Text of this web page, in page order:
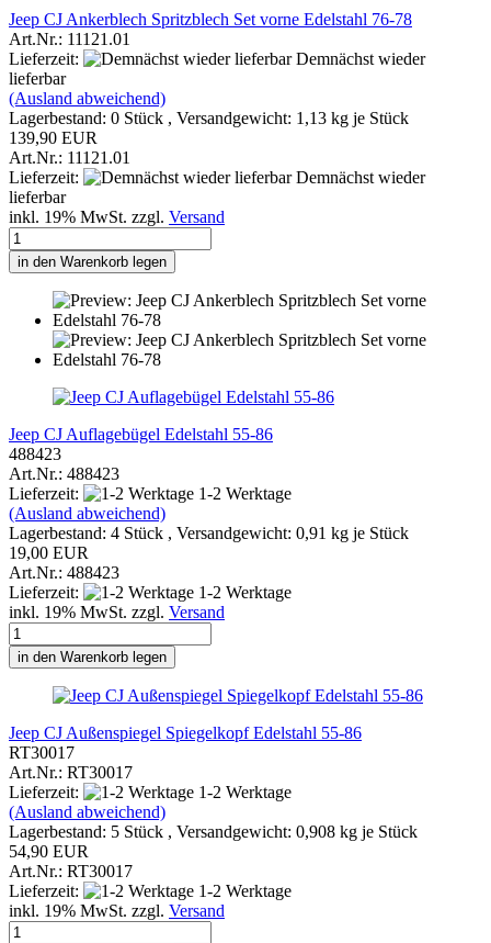
Jeep CJ Ankerblech Spritzblech Set vorne Edelstahl 76-78
Art.Nr.: 11121.01
Lieferzeit:
Demnächst wieder
lieferbar
(Ausland abweichend)
Lagerbestand: 0 Stück , Versandgewicht: 1,13 kg je Stück
139,90 EUR
Art.Nr.: 11121.01
Lieferzeit:
Demnächst wieder
lieferbar
inkl. 19% MwSt. zzgl. Versand
in den Warenkorb legen
Jeep CJ Auflagebügel Edelstahl 55-86
488423
Art.Nr.: 488423
Lieferzeit:
1-2 Werktage
(Ausland abweichend)
Lagerbestand: 4 Stück , Versandgewicht: 0,91 kg je Stück
19,00 EUR
Art.Nr.: 488423
Lieferzeit:
1-2 Werktage
inkl. 19% MwSt. zzgl. Versand
in den Warenkorb legen
Jeep CJ Außenspiegel Spiegelkopf Edelstahl 55-86
RT30017
Art.Nr.: RT30017
Lieferzeit:
1-2 Werktage
(Ausland abweichend)
Lagerbestand: 5 Stück , Versandgewicht: 0,908 kg je Stück
54,90 EUR
Art.Nr.: RT30017
Lieferzeit:
1-2 Werktage
inkl. 19% MwSt. zzgl. Versand